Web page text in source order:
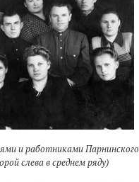
и работниками Парнинского
слева в среднем ряду)